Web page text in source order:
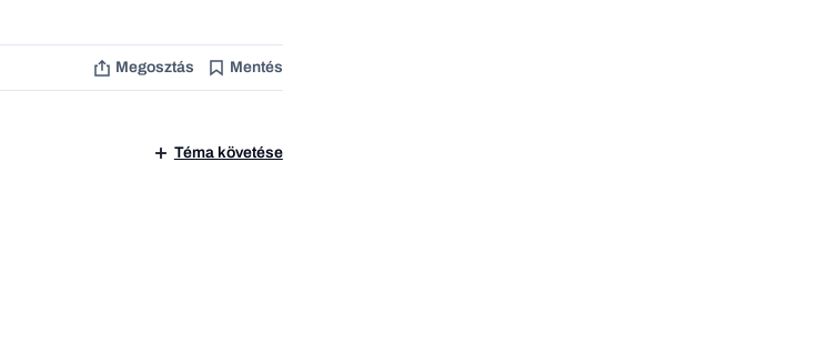
Megosztás Mentés
Téma követése